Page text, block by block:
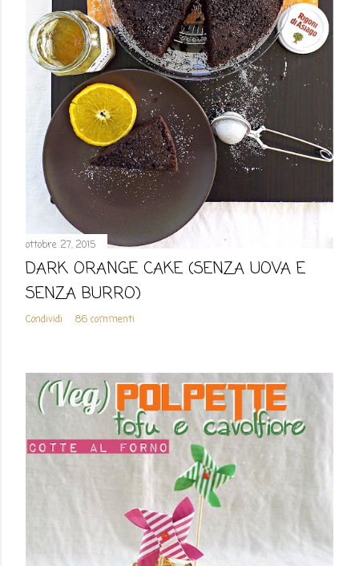
ottobre 27, 2015
DARK ORANGE CAKE (SENZA UOVA E
SENZA BURRO)
Condividi 86 commenti